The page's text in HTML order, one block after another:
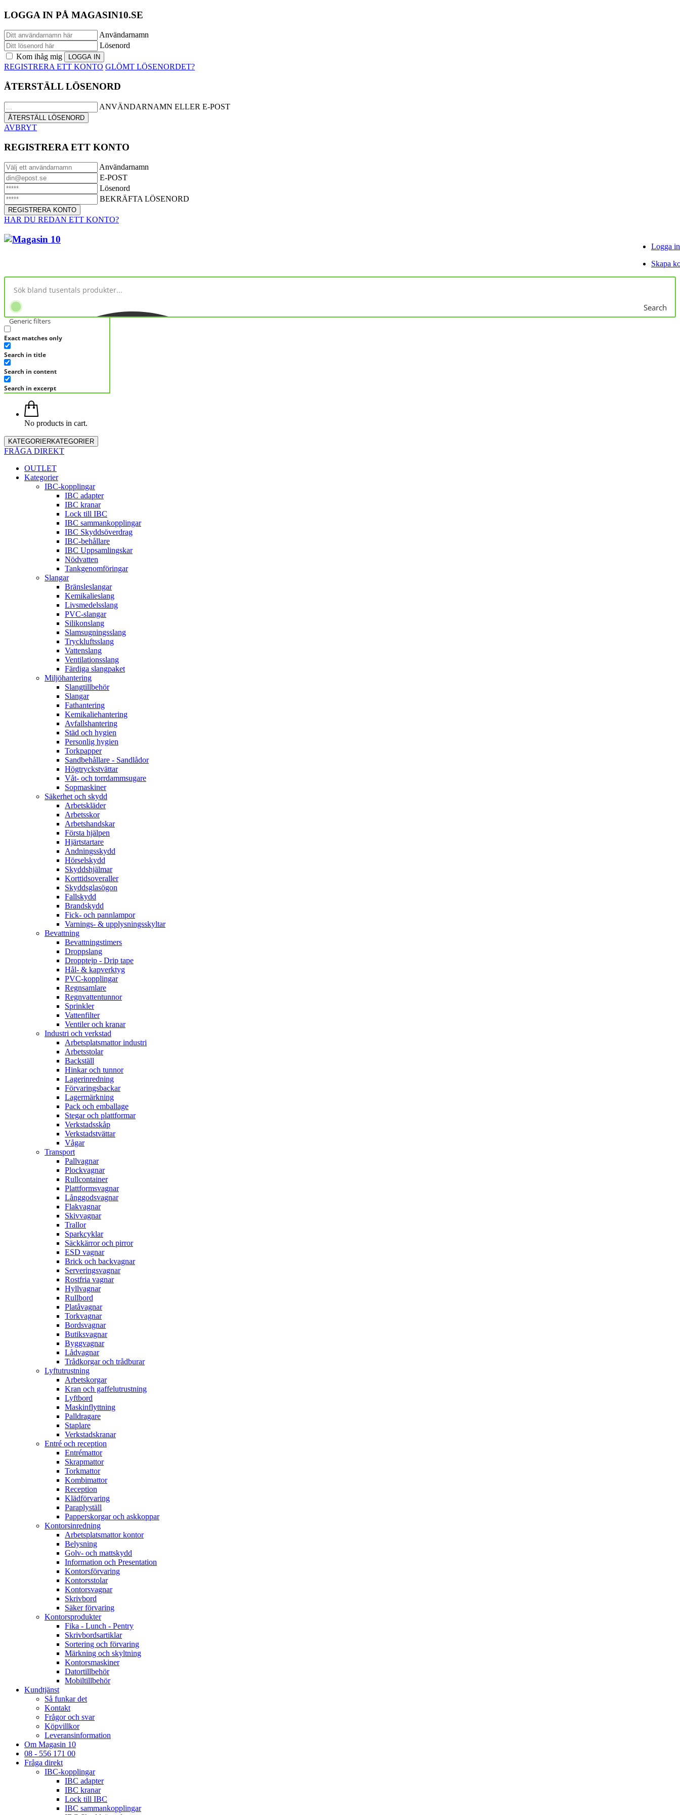
LOGGA IN PÅ MAGASIN10.SE
Användarnamn
Lösenord
Kom ihåg mig
REGISTRERA ETT KONTO GLÖMT LÖSENORDET?
ÅTERSTÄLL LÖSENORD
ANVÄNDARNAMN ELLER E-POST
AVBRYT
REGISTRERA ETT KONTO
Användarnamn
E-POST
Lösenord
BEKRÄFTA LÖSENORD
HAR DU REDAN ETT KONTO?
Logga in
Skapa
Search
Generic filters
Exact matches only
Search in title
Search in content
Search in excerpt
No products in cart.
KATEGORIERKATEGORIER
FRÅGA DIREKT
OUTLET
Kategorier
IBC-kopplingar
IBC adapter
IBC kranar
Lock till IBC
IBC sammankopplingar
IBC Skyddsöverdrag
IBC-behållare
IBC Uppsamlingskar
Nödvatten
Tankgenomföringar
Slangar
Bränsleslangar
Kemikalieslang
Livsmedelsslang
PVC-slangar
Silikonslang
Slamsugningsslang
Tryckluftsslang
Vattenslang
Ventilationsslang
Färdiga slangpaket
Miljöhantering
Slangtillbehör
Slangar
Fathantering
Kemikaliehantering
Avfallshantering
Städ och hygien
Personlig hygien
Torkpapper
Sandbehållare - Sandlådor
Högtryckstvättar
Våt- och torrdammsugare
Sopmaskiner
Säkerhet och skydd
Arbetskläder
Arbetsskor
Arbetshandskar
Första hjälpen
Hjärtstartare
Andningsskydd
Hörselskydd
Skyddshjälmar
Korttidsoveraller
Skyddsglasögon
Fallskydd
Brandskydd
Fick- och pannlampor
Varnings- & upplysningsskyltar
Bevattning
Bevattningstimers
Droppslang
Dropptejp - Drip tape
Hål- & kapverktyg
PVC-kopplingar
Regnsamlare
Regnvattentunnor
Sprinkler
Vattenfilter
Ventiler och kranar
Industri och verkstad
Arbetsplatsmattor industri
Arbetsstolar
Backställ
Hinkar och tunnor
Lagerinredning
Förvaringsbackar
Lagermärkning
Pack och emballage
Stegar och plattformar
Verkstadsskåp
Verkstadstvättar
Vågar
Transport
Pallvagnar
Plockvagnar
Rullcontainer
Plattformsvagnar
Långgodsvagnar
Flakvagnar
Skivvagnar
Trallor
Sparkcyklar
Säckkärror och pirror
ESD vagnar
Brick och backvagnar
Serveringsvagnar
Rostfria vagnar
Hyllvagnar
Rullbord
Platåvagnar
Torkvagnar
Bordsvagnar
Butiksvagnar
Byggvagnar
Lådvagnar
Trådkorgar och trådburar
Lyftutrustning
Arbetskorgar
Kran och gaffelutrustning
Lyftbord
Maskinflyttning
Palldragare
Staplare
Verkstadskranar
Entré och reception
Entrémattor
Skrapmattor
Torkmattor
Kombimattor
Reception
Klädförvaring
Paraplyställ
Papperskorgar och askkoppar
Kontorsinredning
Arbetsplatsmattor kontor
Belysning
Golv- och mattskydd
Information och Presentation
Kontorsförvaring
Kontorsstolar
Kontorsvagnar
Skrivbord
Säker förvaring
Kontorsprodukter
Fika - Lunch - Pentry
Skrivbordsartiklar
Sortering och förvaring
Märkning och skyltning
Kontorsmaskiner
Datortillbehör
Mobiltillbehör
Kundtjänst
Så funkar det
Kontakt
Frågor och svar
Köpvillkor
Leveransinformation
Om Magasin 10
08 - 556 171 00
Fråga direkt
IBC-kopplingar
IBC adapter
IBC kranar
Lock till IBC
IBC sammankopplingar